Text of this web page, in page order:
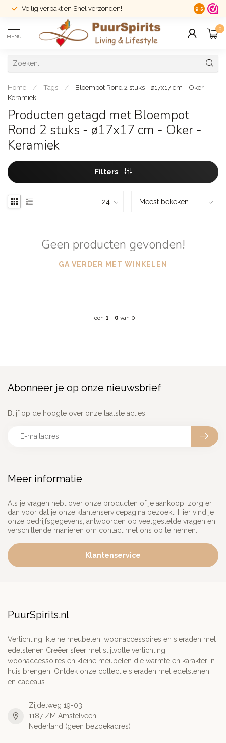
Veilig verpakt en Snel verzonden! 14 dagen
9.5
MENU
0
Home / Tags /
Bloempot Rond 2 stuks - ø17x17 cm - Oker -
Keramiek
Producten getagd met Bloempot
Rond 2 stuks - ø17x17 cm - Oker -
Keramiek
Filters
Geen producten gevonden!
GA VERDER MET WINKELEN
Toon 1 - 0 van 0
Meer informatie
Als je vragen hebt over onze producten of je aankoop, zorg er
dan voor dat je onze klantenservicepagina bezoekt. Hier vind je
onze bedrijfsgegevens, antwoorden op veelgestelde vragen en
verschillende manieren om contact met ons op te nemen.
Klantenservice
Abonneer je op onze nieuwsbrief
Blijf op de hoogte over onze laatste acties
PuurSpirits.nl
Verlichting, kleine meubelen, woonaccessoires en sieraden met
edelstenen Creëer sfeer met stijlvolle verlichting,
woonaccessoires en kleine meubelen die warmte en karakter in
huis brengen. Ontdek onze collectie sieraden met edelstenen
en cadeaus.
Zijdelweg 19-03
1187 ZM Amstelveen
Nederland (geen bezoekadres)